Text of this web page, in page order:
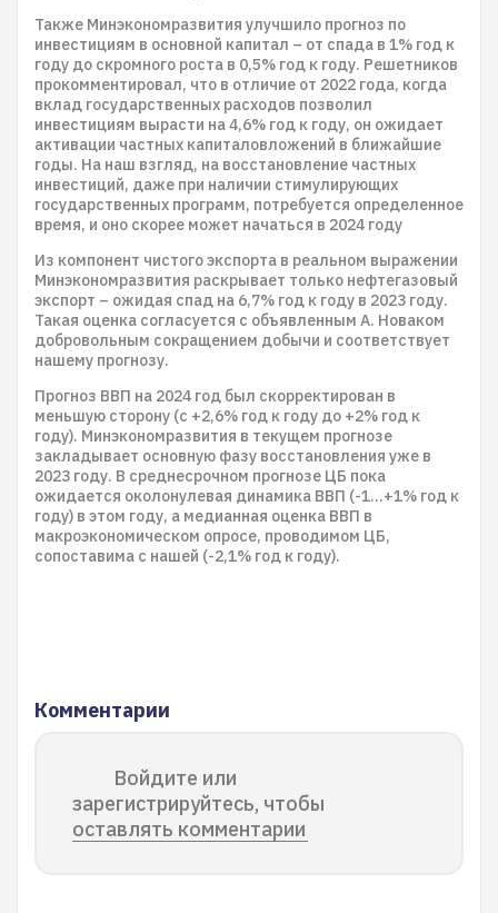
Также Минэкономразвития улучшило прогноз по
инвестициям в основной капитал – от спада в 1% год к
году до скромного роста в 0,5% год к году. Решетников
прокомментировал, что в отличие от 2022 года, когда
вклад государственных расходов позволил
инвестициям вырасти на 4,6% год к году, он ожидает
активации частных капиталовложений в ближайшие
годы. На наш взгляд, на восстановление частных
инвестиций, даже при наличии стимулирующих
государственных программ, потребуется определенное
время, и оно скорее может начаться в 2024 году
Из компонент чистого экспорта в реальном выражении
Минэкономразвития раскрывает только нефтегазовый
экспорт – ожидая спад на 6,7% год к году в 2023 году.
Такая оценка согласуется с объявленным А. Новаком
добровольным сокращением добычи и соответствует
нашему прогнозу.
Прогноз ВВП на 2024 год был скорректирован в
меньшую сторону (с +2,6% год к году до +2% год к
году). Минэкономразвития в текущем прогнозе
закладывает основную фазу восстановления уже в
2023 году. В среднесрочном прогнозе ЦБ пока
ожидается околонулевая динамика ВВП (-1…+1% год к
году) в этом году, а медианная оценка ВВП в
макроэкономическом опросе, проводимом ЦБ,
сопоставима с нашей (-2,1% год к году).
Комментарии
Войдите или
зарегистрируйтесь, чтобы
оставлять комментарии